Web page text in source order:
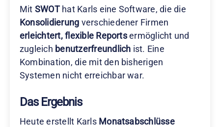
Mit SWOThat Karls eine Software, die die
Konsolidierung verschiedener Firmen
erleichtert, flexible Reportsermöglicht und
zugleich benutzerfreundlich ist. Eine
Kombination, die mit den bisherigen
Systemen nicht erreichbar war.
Das Ergebnis
Heute erstellt Karls Monatsabschlüsse